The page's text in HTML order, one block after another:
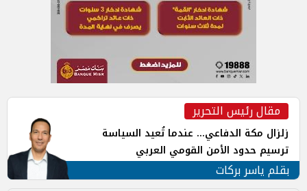
مقال رئيس التحرير
زلزال مكة الدفاعي... عندما تُعيد السياسة
ترسيم حدود الأمن القومي العربي
بقلم ياسر بركات